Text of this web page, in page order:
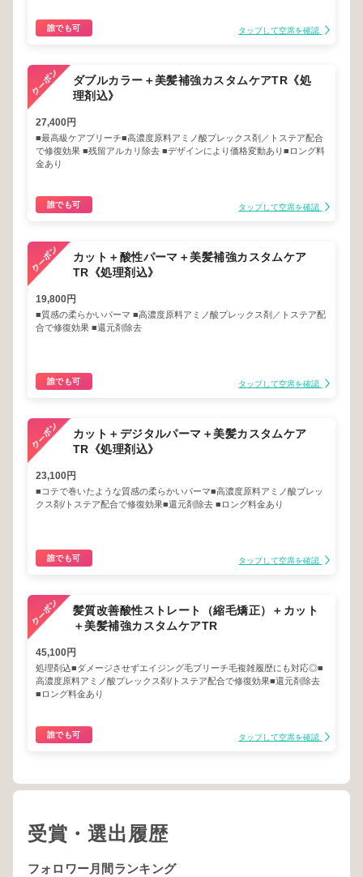
誰でも可 タップして空席を確認
ダブルカラー＋美髪補強カスタムケアTR《処
理剤込》
27,400円
■最高級ケアブリーチ■高濃度原料アミノ酸プレックス剤／トステア配合
で修復効果 ■残留アルカリ除去 ■デザインにより価格変動あり■ロング料
金あり
誰でも可 タップして空席を確認
カット＋酸性パーマ＋美髪補強カスタムケア
TR《処理剤込》
19,800円
■質感の柔らかいパーマ ■高濃度原料アミノ酸プレックス剤／トステア配
合で修復効果 ■還元剤除去
誰でも可 タップして空席を確認
カット＋デジタルパーマ＋美髪カスタムケア
TR《処理剤込》
23,100円
■コテで巻いたような質感の柔らかいパーマ■高濃度原料アミノ酸プレッ
クス剤/トステア配合で修復効果■還元剤除去 ■ロング料金あり
誰でも可 タップして空席を確認
髪質改善酸性ストレート（縮毛矯正）＋カット
＋美髪補強カスタムケアTR
45,100円
処理剤込■ダメージさせずエイジング毛ブリーチ毛複雑履歴にも対応◎■
高濃度原料アミノ酸プレックス剤/トステア配合で修復効果■還元剤除去
■ロング料金あり
誰でも可 タップして空席を確認
受賞・選出履歴
フォロワー月間ランキング